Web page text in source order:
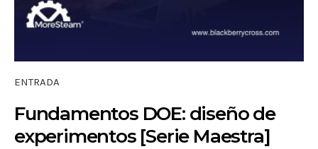
ENTRADA
Fundamentos DOE: diseño de
experimentos [Serie Maestra]